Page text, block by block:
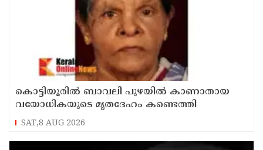
കൊട്ടിയൂരിൽ ബാവലി പുഴയിൽ കാണാതായ
വയോധികയുടെ മൃതദേഹം കണ്ടെത്തി
SAT,8 AUG 2026